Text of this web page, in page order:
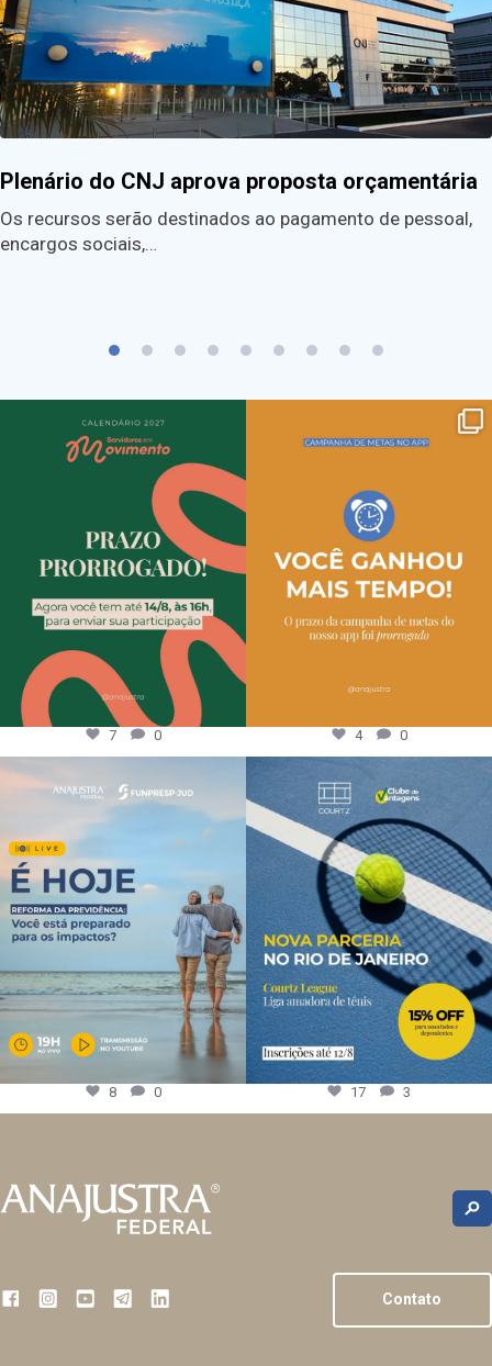
Plenário do CNJ aprova proposta orçamentária
Os recursos serão destinados ao pagamento de pessoal,
encargos sociais,…
7 0 4 0
8 0 17 3
Contato